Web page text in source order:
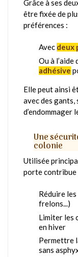
Grâce à ses
être fixée de
préférences :
Avec deux
Ou à l’aide
adhésive
Elle peut ainsi
avec des gants,
d’endommager
Une
colonie
Utilisée
porte contribue
Réduire
frelons...)
Limiter les
en hiver
Permettre
sans